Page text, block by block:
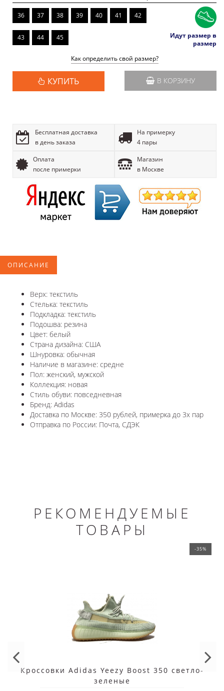
36 37 38 39 40 41 42
43 44 45
Идут размер в
размер
Как определить свой размер?
КУПИТЬ В КОРЗИНУ
Бесплатная доставка
в день заказа
На примерку
4 пары
Оплата
после примерки
Магазин
в Москве
ОПИСАНИЕ
Верх: текстиль
Стелька: текстиль
Подкладка: текстиль
Подошва: резина
Цвет: белый
Страна дизайна: США
Шнуровка: обычная
Наличие в магазине: средне
Пол: женский, мужской
Коллекция: новая
Стиль обуви: повседневная
Бренд: Adidas
Доставка по Москве: 350 рублей, примерка до 3х пар
Отправка по России: Почта, СДЭК
РЕКОМЕНДУЕМЫЕ
ТОВАРЫ
-35%
Кроссовки Adidas Yeezy Boost 350 светло-
зеленые